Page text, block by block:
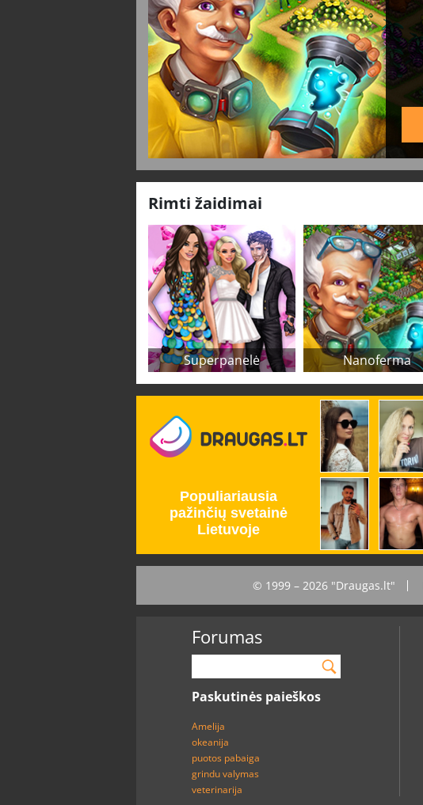
Rimti žaidimai
Superpanelė Nanoferma
© 1999 – 2026 "Draugas.lt"
Forumas
Paskutinės paieškos
Amelija
okeanija
puotos pabaiga
grindu valymas
veterinarija